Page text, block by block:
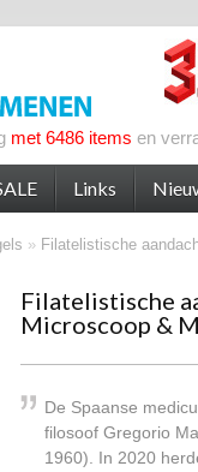
met 6486 items en
» Filatelistische
Filatelistische
Microscoop &
De Spaanse
filosoof Gregorio
1960). In 2020
Links